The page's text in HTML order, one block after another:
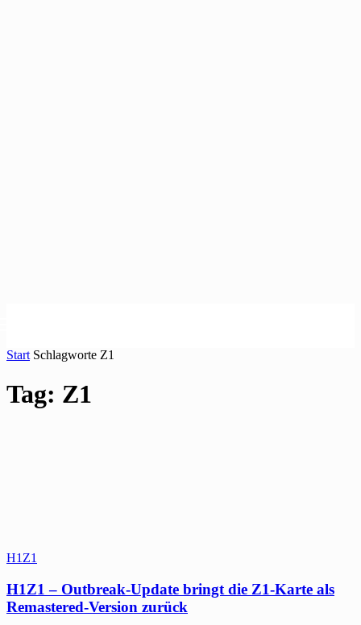
Start Schlagworte Z1
Tag: Z1
H1Z1
H1Z1 – Outbreak-Update bringt die Z1-Karte als
Remastered-Version zurück